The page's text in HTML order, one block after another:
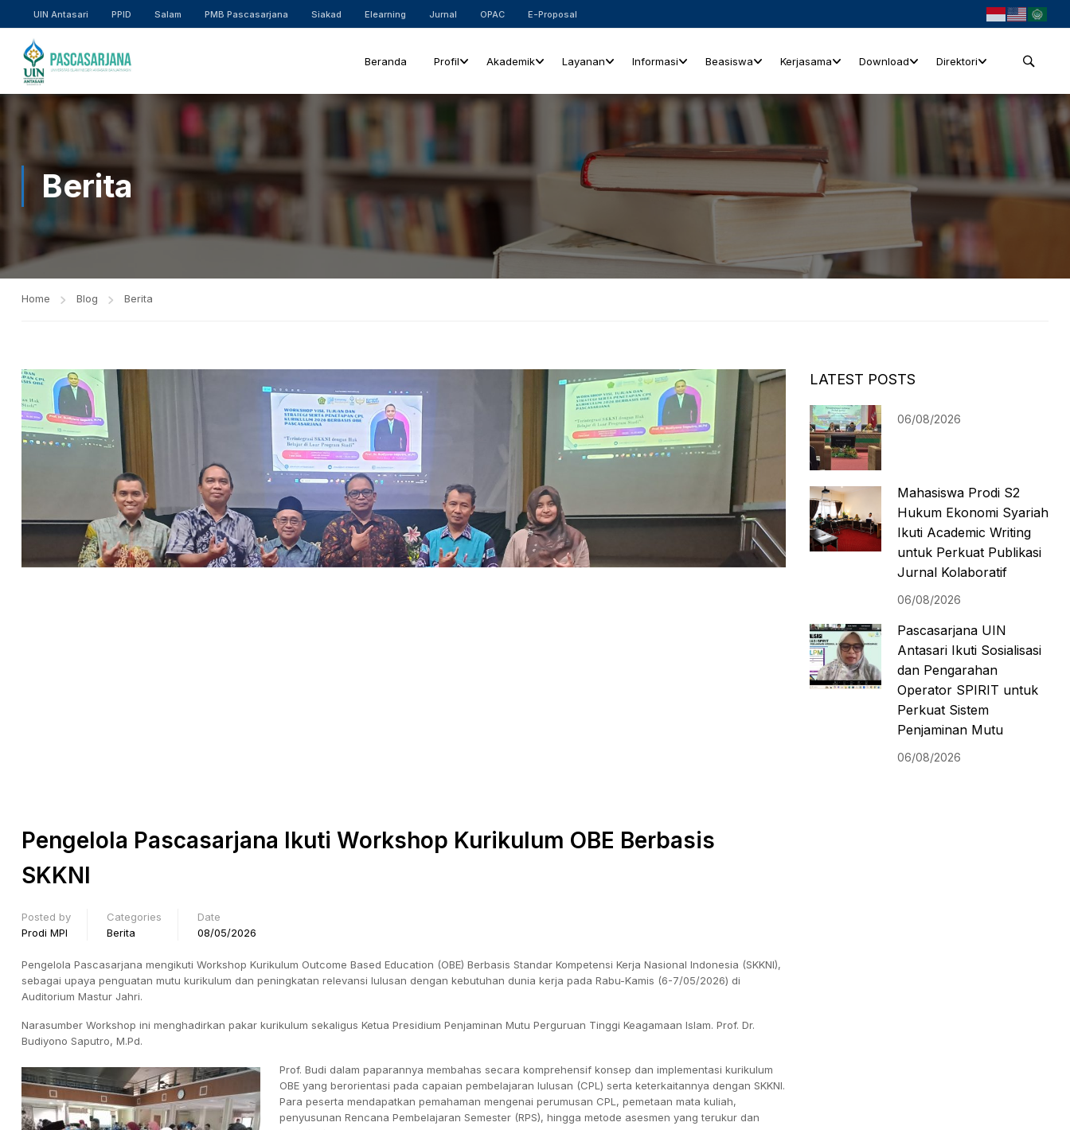
UIN Antasari PPID Salam PMB Pascasarjana Siakad Elearning Jurnal OPAC E-Proposal
Beranda Profil Akademik Layanan Informasi Beasiswa Kerjasama Download Direktori
Berita
Home Blog Berita
Pengelola Pascasarjana Ikuti Workshop Kurikulum OBE Berbasis
SKKNI
Posted by
Prodi MPI
Categories
Berita
Date
08/05/2026
Pengelola Pascasarjana mengikuti Workshop Kurikulum Outcome Based Education (OBE) Berbasis Standar Kompetensi Kerja Nasional Indonesia (SKKNI),
sebagai upaya penguatan mutu kurikulum dan peningkatan relevansi lulusan dengan kebutuhan dunia kerja pada Rabu-Kamis (6-7/05/2026) di
Auditorium Mastur Jahri.
Narasumber Workshop ini menghadirkan pakar kurikulum sekaligus Ketua Presidium Penjaminan Mutu Perguruan Tinggi Keagamaan Islam. Prof. Dr.
Budiyono Saputro, M.Pd.
Prof. Budi dalam paparannya membahas secara komprehensif konsep dan implementasi kurikulum
OBE yang berorientasi pada capaian pembelajaran lulusan (CPL) serta keterkaitannya dengan SKKNI.
Para peserta mendapatkan pemahaman mengenai perumusan CPL, pemetaan mata kuliah,
penyusunan Rencana Pembelajaran Semester (RPS), hingga metode asesmen yang terukur dan
LATEST POSTS
06/08/2026
Mahasiswa Prodi S2
Hukum Ekonomi Syariah
Ikuti Academic Writing
untuk Perkuat Publikasi
Jurnal Kolaboratif
06/08/2026
Pascasarjana UIN
Antasari Ikuti Sosialisasi
dan Pengarahan
Operator SPIRIT untuk
Perkuat Sistem
Penjaminan Mutu
06/08/2026